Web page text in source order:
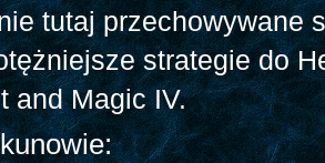
tutaj przechowywane
strategie do
and Magic IV.